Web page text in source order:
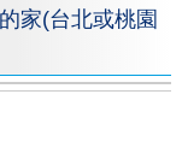
家(台北或桃園